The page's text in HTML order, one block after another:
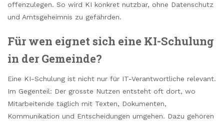
offenzulegen. So wird KI konkret nutzbar, ohne Datenschutz
und Amtsgeheimnis zu gefährden.
Für wen eignet sich eine KI-Schulung
in der Gemeinde?
Eine KI-Schulung ist nicht nur für IT-Verantwortliche relevant.
Im Gegenteil: Der grösste Nutzen entsteht oft dort, wo
Mitarbeitende täglich mit Texten, Dokumenten,
Kommunikation und Entscheidungen umgehen. Dazu gehören